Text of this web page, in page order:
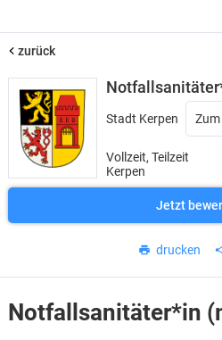
zurück
Stadt Kerpen Zum
Vollzeit, Teilzeit
Kerpen
Jetzt
drucken
Notfallsanitäter*in